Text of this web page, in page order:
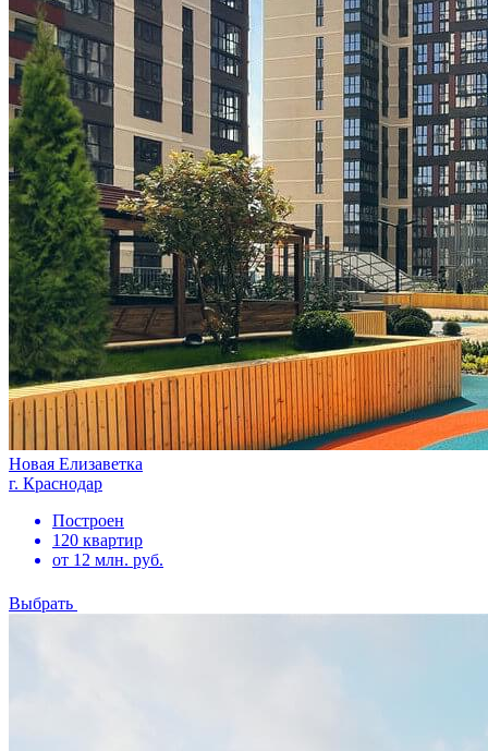
Новая Елизаветка
г. Краснодар
Построен
120 квартир
от 12 млн. руб.
Выбрать